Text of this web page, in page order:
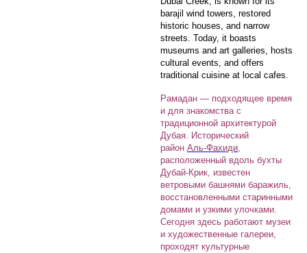
barajil wind towers, restored
historic houses, and narrow
streets. Today, it boasts
museums and art galleries, hosts
cultural events, and offers
traditional cuisine at local cafes.
Рамадан — подходящее время
и для знакомства с
традиционной архитектурой
Дубая. Исторический
район Аль-Фахиди,
расположенный вдоль бухты
Дубай-Крик, известен
ветровыми башнями баражиль,
восстановленными старинными
домами и узкими улочками.
Сегодня здесь работают музеи
и художественные галереи,
проходят культурные